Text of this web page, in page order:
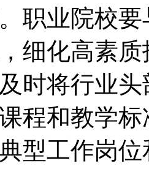
职业院校
细化高素
时将行业
程和教学
型工作岗